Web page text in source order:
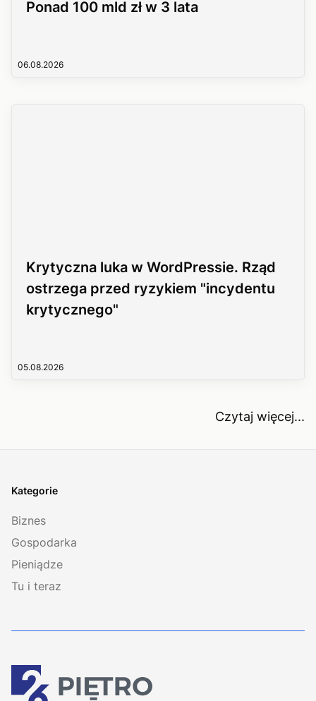
Ponad 100 mld zł w 3 lata
06.08.2026
Krytyczna luka w WordPressie. Rząd
ostrzega przed ryzykiem "incydentu
krytycznego"
05.08.2026
Czytaj więcej...
Kategorie
Biznes
Gospodarka
Pieniądze
Tu i teraz